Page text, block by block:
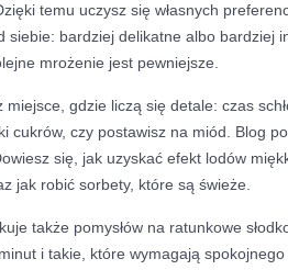
temu uczysz się własnych
siebie: bardziej delikatne albo bardziej
mrożenie jest pewniejsze.
miejsce, gdzie liczą się detale: czas
cukrów, czy postawisz na miód. Blog
się, jak uzyskać efekt lodów
jak robić sorbety, które są świeże.
także pomysłów na ratunkowe
i takie, które wymagają